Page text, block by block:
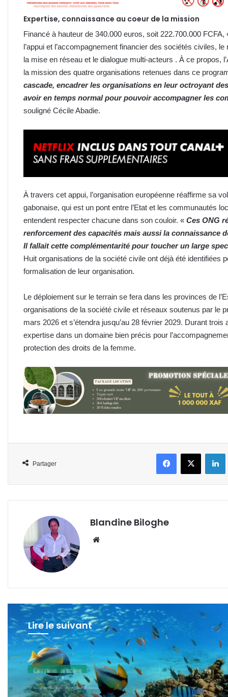
Expertise, connaissance au coeur de la mission
Financé à hauteur de 340.000 euros, soit 222.700.000
l’appui et l’accompagnement financier des sociétés civiles,
la mise en réseau et le dialogue multi-acteurs . À ce propos,
la mission des quatre organisations retenues dans ce
cascade, encadrer les organisations en leur octroyant
avoir en temps normal pour pouvoir accompagner les
souligné Cécile Abadie.
À travers cet appui, l’organisation européenne réaffirme sa
gabonaise, qui est un pont entre l’Etat et les communautés
entendent respecter chacune dans son couloir. « Ces ONG
renforcement des capacités mais aussi la connaissance
Il fallait cette complémentarité pour toucher un large
Huit organisations de la société civile ont déjà été identifiées
formalisation de leur organisation.
Le déploiement sur le terrain se fera dans les provinces de
organisations de la société civile et réseaux soutenus par le
mars 2026 et s’étendra jusqu’au 28 février 2029. Durant
expertise dans un domaine bien précis pour
protection des droits de la femme.
Partager
FacebookX
Blandine Biloghe
Lire le suivant
Derniers articles
7 août 2026 à 13h56min